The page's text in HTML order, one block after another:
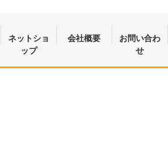
ネットショ
ップ
会社概要
お問い合わ
せ